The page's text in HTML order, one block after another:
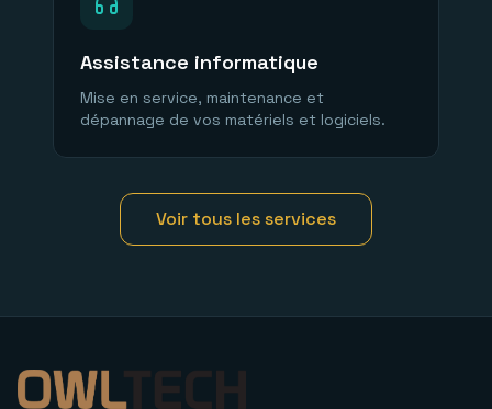
Assistance informatique
Mise en service, maintenance et
dépannage de vos matériels et logiciels.
Voir tous les services